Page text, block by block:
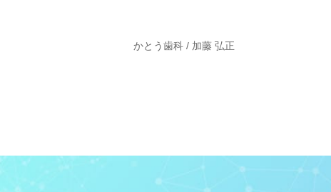
かとう歯科 / 加藤 弘正